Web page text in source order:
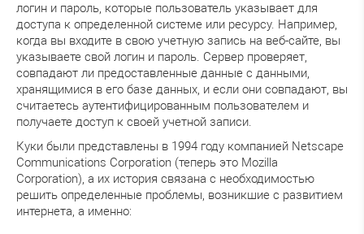
логин и пароль, которые пользователь указывает для
доступа к определенной системе или ресурсу. Например,
когда вы входите в свою учетную запись на веб-сайте, вы
указываете свой логин и пароль. Сервер проверяет,
совпадают ли предоставленные данные с данными,
хранящимися в его базе данных, и если они совпадают, вы
считаетесь аутентифицированным пользователем и
получаете доступ к своей учетной записи.
Куки были представлены в 1994 году компанией Netscape
Communications Corporation (теперь это Mozilla
Corporation), а их история связана с необходимостью
решить определенные проблемы, возникшие с развитием
интернета, а именно: